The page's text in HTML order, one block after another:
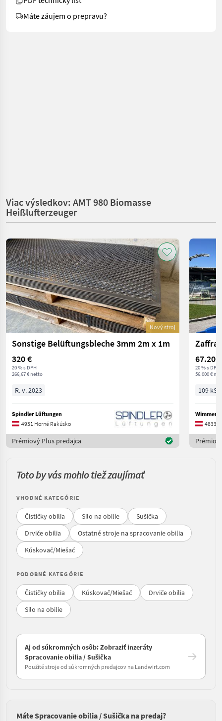
Máte záujem o prepravu?
Viac výsledkov: AMT 980 Biomasse
Heißlufterzeuger
Nový stroj
Sonstige Belüftungsbleche 3mm 2m x 1m
320 €
20 % s DPH
266,67 € netto
R. v. 2023
Spindler Lüftungen
4931 Horné Rakúsko
Prémiový Plus predajca
67.200
20 % s DPH
56.000 €
109 kS/
Wimmer
4633
Toto by vás mohlo tiež zaujímať
VHODNÉ KATEGÓRIE
Čističky obilia Silo na obilie
Sušička
Drviče obilia
Ostatné stroje na spracovanie obilia
Kúskovač/Miešač
PODOBNÉ KATEGÓRIE
Čističky obilia Kúskovač/Miešač
Drviče obilia
Silo na obilie
Aj od súkromných osôb: Zobraziť inzeráty
Spracovanie obilia / Sušička
Použité stroje od súkromných predajcov na Landwirt.com
Máte Spracovanie obilia / Sušička na predaj?